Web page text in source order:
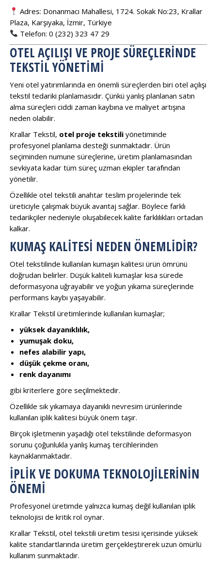
Adres: Donanmacı Mahallesi, 1724. Sokak No:23, Krallar
Plaza, Karşıyaka, İzmir, Türkiye
Telefon: 0 (232) 323 47 29
OTEL AÇILIŞI VE PROJE SÜREÇLERINDE
TEKSTIL YÖNETIMI
Yeni otel yatırımlarında en önemli süreçlerden biri otel açılışı
tekstil tedariki planlamasıdır. Çünkü yanlış planlanan satın
alma süreçleri ciddi zaman kaybına ve maliyet artışına
neden olabilir.
Krallar Tekstil, otel proje tekstili yönetiminde
profesyonel planlama desteği sunmaktadır. Ürün
seçiminden numune süreçlerine, üretim planlamasından
sevkiyata kadar tüm süreç uzman ekipler tarafından
yönetilir.
Özellikle otel tekstili anahtar teslim projelerinde tek
üreticiyle çalışmak büyük avantaj sağlar. Böylece farklı
tedarikçiler nedeniyle oluşabilecek kalite farklılıkları ortadan
kalkar.
KUMAŞ KALITESI NEDEN ÖNEMLIDIR?
Otel tekstilinde kullanılan kumaşın kalitesi ürün ömrünü
doğrudan belirler. Düşük kaliteli kumaşlar kısa sürede
deformasyona uğrayabilir ve yoğun yıkama süreçlerinde
performans kaybı yaşayabilir.
Krallar Tekstil üretimlerinde kullanılan kumaşlar;
yüksek dayanıklılık,
yumuşak doku,
nefes alabilir yapı,
düşük çekme oranı,
renk dayanımı
gibi kriterlere göre seçilmektedir.
Özellikle sık yıkamaya dayanıklı nevresim ürünlerinde
kullanılan iplik kalitesi büyük önem taşır.
Birçok işletmenin yaşadığı otel tekstilinde deformasyon
sorunu çoğunlukla yanlış kumaş tercihlerinden
kaynaklanmaktadır.
İPLIK VE DOKUMA TEKNOLOJILERININ
ÖNEMI
Profesyonel üretimde yalnızca kumaş değil kullanılan iplik
teknolojisi de kritik rol oynar.
Krallar Tekstil, otel tekstili üretim tesisi içerisinde yüksek
kalite standartlarında üretim gerçekleştirerek uzun ömürlü
kullanım sunmaktadır.